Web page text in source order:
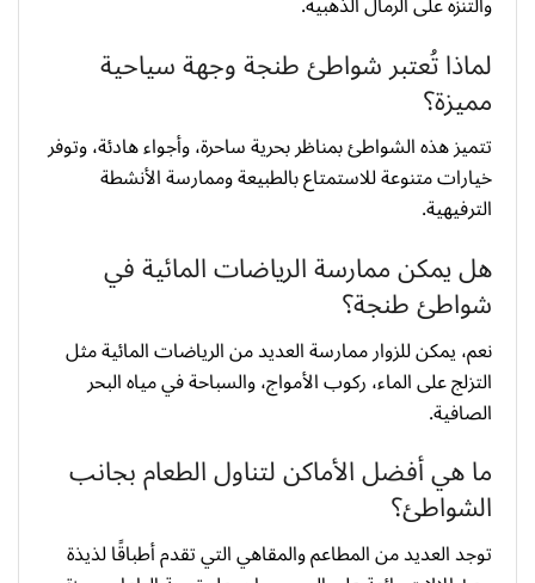
لماذا تُعتبر شواطئ طنجة وجهة سياحية
مميزة؟
تتميز هذه الشواطئ بمناظر بحرية ساحرة، وأجواء هادئة، وتوفر
خيارات متنوعة للاستمتاع بالطبيعة وممارسة الأنشطة
الترفيهية.
هل يمكن ممارسة الرياضات المائية في
شواطئ طنجة؟
نعم، يمكن للزوار ممارسة العديد من الرياضات المائية مثل
التزلج على الماء، ركوب الأمواج، والسباحة في مياه البحر
الصافية.
ما هي أفضل الأماكن لتناول الطعام بجانب
الشواطئ؟
توجد العديد من المطاعم والمقاهي التي تقدم أطباقًا لذيذة